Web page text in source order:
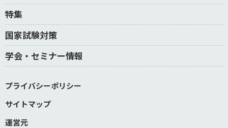
特集
国家試験対策
学会・セミナー情報
プライバシーポリシー
サイトマップ
運営元